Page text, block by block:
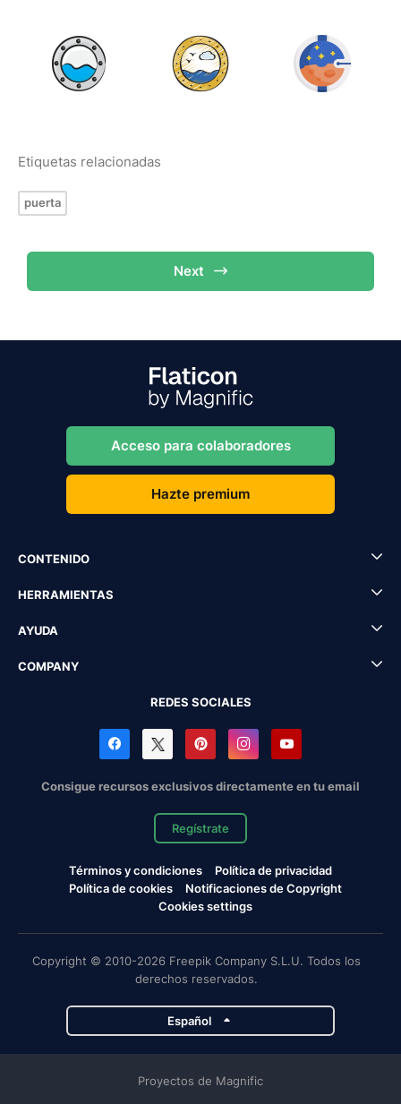
Etiquetas relacionadas
puerta
Next
Acceso para colaboradores
Hazte premium
CONTENIDO
HERRAMIENTAS
AYUDA
COMPANY
REDES SOCIALES
Consigue recursos exclusivos directamente en tu email
Regístrate
Términos y condiciones
Política de privacidad
Política de cookies
Notificaciones de Copyright
Cookies settings
Copyright © 2010-2026 Freepik Company S.L.U. Todos los
derechos reservados.
Español
Proyectos de Magnific